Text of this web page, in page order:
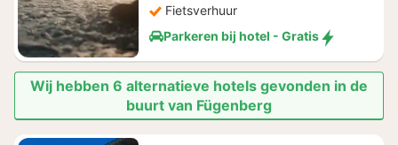
Fietsverhuur
Parkeren bij hotel - Gratis
Wij hebben 6 alternatieve hotels gevonden in de
buurt van Fügenberg